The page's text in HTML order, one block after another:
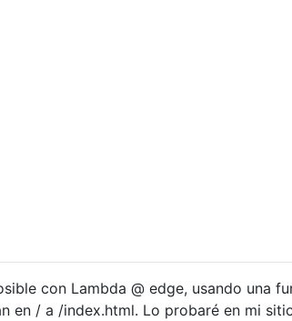
con Lambda @ edge, usando una
en / a /index.html. Lo probaré en mi